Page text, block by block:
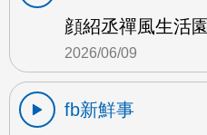
顔紹丞禪風生活
2026/06/09
fb新鮮事